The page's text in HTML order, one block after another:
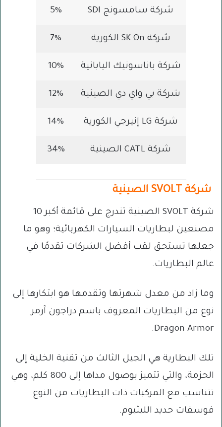
شركة سامسونج SDI 5%
شركة SK On الكورية 7%
شركة باناسونيك اليابانية 10%
شركة بي واي دي الصينية 12%
شركة LG إنيرجي الكورية 14%
شركة CATL الصينية 34%
شركة SVOLT الصينية
شركة SVOLT الصينية تندرج على قائمة أكبر 10
مصنعين لبطاريات السيارات الكهربائية؛ وهو ما
جعلها تستحق لقب أفضل الشركات تقدمًا في
عالم البطاريات.
وما زاد من معدل شهرتها وتقدمها هو ابتكارها إلى
نوع من البطاريات المعروف باسم دراجون آرمر
Dragon Armor.
تلك البطارية هي الجيل الثالث من تقنية الخلية إلى
الحزمة، والتي تتميز بوصول مداها إلى 800 كلم، وهي
تتناسب مع المركبات ذات البطاريات من النوع
فوسفات حديد الليثيوم.